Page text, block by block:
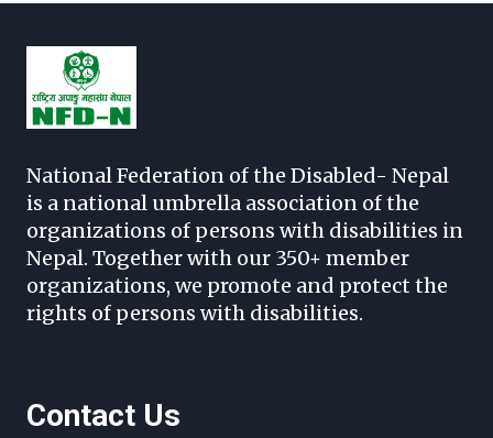
National Federation of the Disabled- Nepal
is a national umbrella association of the
organizations of persons with disabilities in
Nepal. Together with our 350+ member
organizations, we promote and protect the
rights of persons with disabilities.
Contact Us